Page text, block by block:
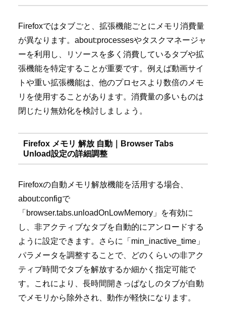
Firefoxではタブごと、拡張機能ごとにメモリ消費量
が異なります。about:processesやタスクマネージャ
ーを利用し、リソースを多く消費しているタブや拡
張機能を特定することが重要です。例えば動画サイ
トや重い拡張機能は、他のプロセスより数倍のメモ
リを使用することがあります。消費量の多いものは
閉じたり無効化を検討しましょう。
Firefox メモリ 解放 自動｜Browser Tabs
Unload設定の詳細調整
Firefoxの自動メモリ解放機能を活用する場合、
about:configで
「browser.tabs.unloadOnLowMemory」を有効に
し、非アクティブなタブを自動的にアンロードする
ように設定できます。さらに「min_inactive_time」
パラメータを調整することで、どのくらいの非アク
ティブ時間でタブを解放するか細かく指定可能で
す。これにより、長時間開きっぱなしのタブが自動
でメモリから除外され、動作が軽快になります。